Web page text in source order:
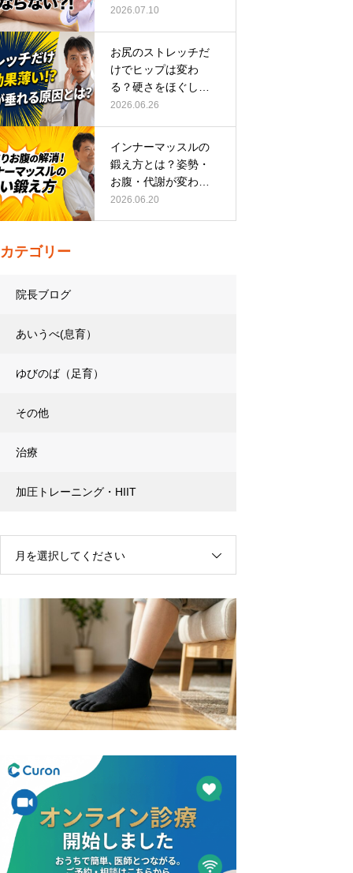
い根本原因
2026.07.10
お尻のストレッチだ
けでヒップは変わ
る？硬さをほぐして
整える正しい方…
2026.06.26
インナーマッスルの
鍛え方とは？姿勢・
お腹・代謝が変わる
トレーニング…
2026.06.20
カテゴリー
院長ブログ
あいうべ(息育）
ゆびのば（足育）
その他
治療
加圧トレーニング・HIIT
月を選択してください